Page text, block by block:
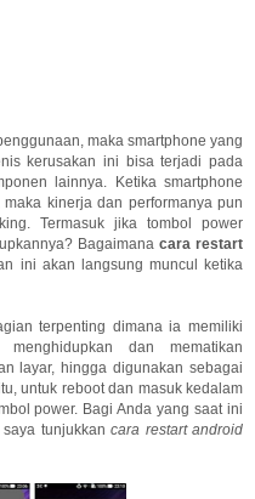
maka smartphone yang
kerusakan ini bisa terjadi pada
lainnya. Ketika smartphone
kinerja dan performanya pun
Termasuk jika tombol power
Bagaimana cara restart
ini akan langsung muncul ketika
terpenting dimana ia memiliki
dan mematikan
layar, hingga digunakan sebagai
untuk reboot dan masuk kedalam
power. Bagi Anda yang saat ini
saya tunjukkancara restart android